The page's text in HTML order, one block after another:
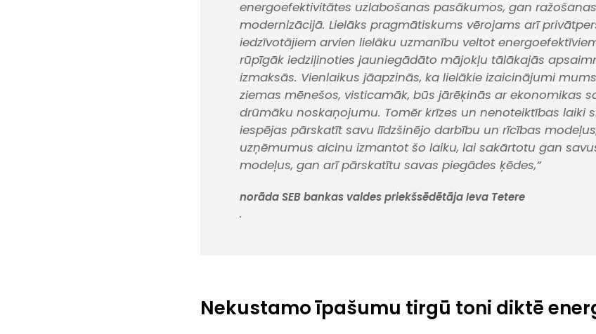
energoefektivitātes uzlabošanas pasākumos, gan
modernizācijā. Lielāks pragmātiskums vērojams arī
iedzīvotājiem arvien lielāku uzmanību veltot
rūpīgāk iedziļinoties jauniegādāto mājokļu tālākajās
izmaksās. Vienlaikus jāapzinās, ka lielākie izaicinājumi
ziemas mēnešos, visticamāk, būs jārēķinās ar ekonomikas
drūmāku noskaņojumu. Tomēr krīzes un nenoteiktības laiki
iespējas pārskatīt savu līdzšinējo darbību un rīcības
uzņēmumus aicinu izmantot šo laiku, lai sakārtotu gan
modeļus, gan arī pārskatītu savas piegādes ķēdes,”
norāda SEB bankas valdes priekšsēdētāja Ieva Tetere
.
Nekustamo īpašumu tirgū toni diktē